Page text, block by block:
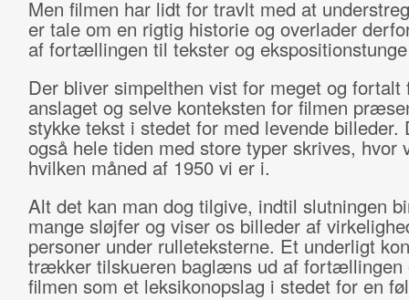
Men filmen har lidt for travlt med at
er tale om en rigtig historie og overlader
af fortællingen til tekster og
Der bliver simpelthen vist for meget og fortalt
anslaget og selve konteksten for filmen
stykke tekst i stedet for med levende billeder.
også hele tiden med store typer skrives, hvor
hvilken måned af 1950 vi er i.
Alt det kan man dog tilgive, indtil slutningen
mange sløjfer og viser os billeder af
personer under rulleteksterne. Et underligt
trækker tilskueren baglæns ud af fortællingen
filmen som et leksikonopslag i stedet for en